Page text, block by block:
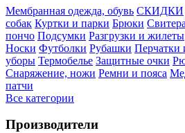
Мембранная одежда, обувь СКИДКИ
собак Куртки и парки Брюки
пончо Подсумки Разгрузки и жилеты
Носки Футболки Рубашки Перчатки
уборы Термобелье Защитные очки
Снаряжение, ножи Ремни и пояса
патчи
Все категории
Производители